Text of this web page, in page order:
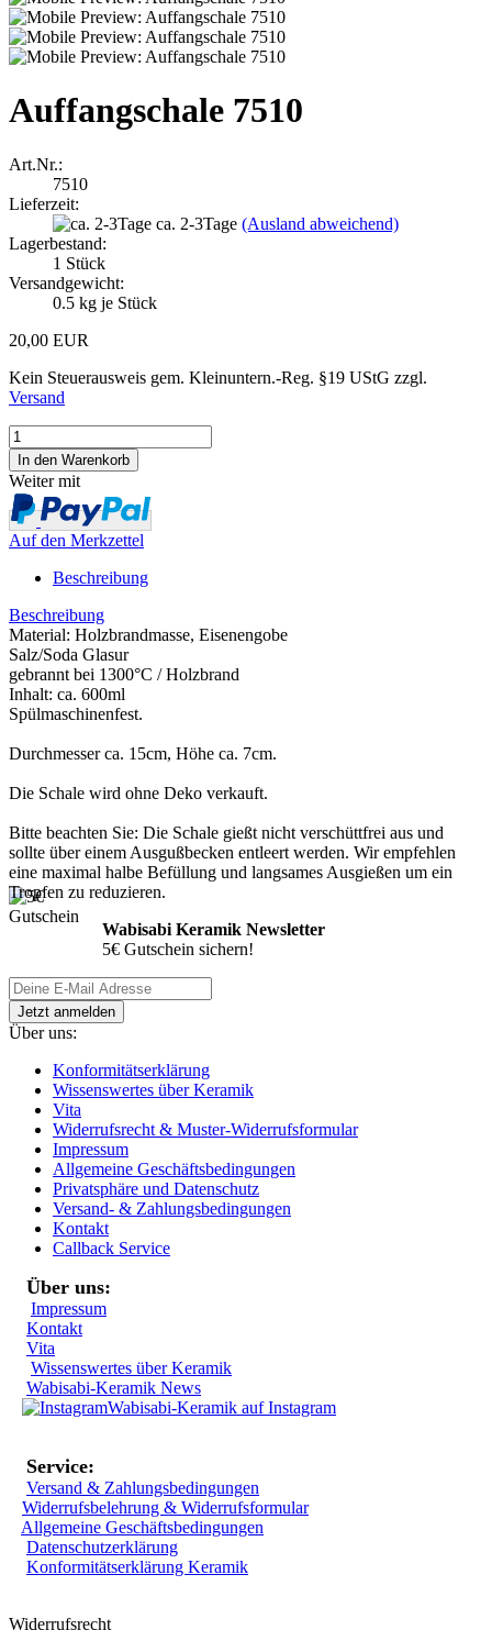
Auffangschale 7510
Art.Nr.:
7510
Lieferzeit:
ca. 2-3Tage (Ausland abweichend)
Lagerbestand:
1 Stück
Versandgewicht:
0.5 kg je Stück
20,00 EUR
Kein Steuerausweis gem. Kleinuntern.-Reg. §19 UStG zzgl.
Versand
Weiter mit
Auf den Merkzettel
Beschreibung
Beschreibung
Material: Holzbrandmasse, Eisenengobe
Salz/Soda Glasur
gebrannt bei 1300°C / Holzbrand
Inhalt: ca. 600ml
Spülmaschinenfest.
Durchmesser ca. 15cm, Höhe ca. 7cm.
Die Schale wird ohne Deko verkauft.
Bitte beachten Sie: Die Schale gießt nicht verschüttfrei aus und
sollte über einem Ausgußbecken entleert werden. Wir empfehlen
eine maximal halbe Befüllung und langsames Ausgießen um ein
Tropfen zu reduzieren.
Wabisabi Keramik Newsletter
5€ Gutschein sichern!
Über uns:
Konformitätserklärung
Wissenswertes über Keramik
Vita
Widerrufsrecht & Muster-Widerrufsformular
Impressum
Allgemeine Geschäftsbedingungen
Privatsphäre und Datenschutz
Versand- & Zahlungsbedingungen
Kontakt
Callback Service
Über uns:
Impressum
Kontakt
Vita
Wissenswertes über Keramik
Wabisabi-Keramik News
Wabisabi-Keramik auf Instagram
Service:
Versand & Zahlungsbedingungen
Widerrufsbelehrung & Widerrufsformular
Allgemeine Geschäftsbedingungen
Datenschutzerklärung
Konformitätserklärung Keramik
Widerrufsrecht